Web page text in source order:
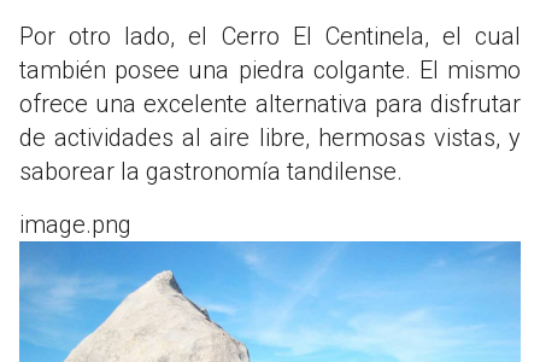
Por otro lado, el Cerro El Centinela, el cual
también posee una piedra colgante. El mismo
ofrece una excelente alternativa para disfrutar
de actividades al aire libre, hermosas vistas, y
saborear la gastronomía tandilense.
image.png